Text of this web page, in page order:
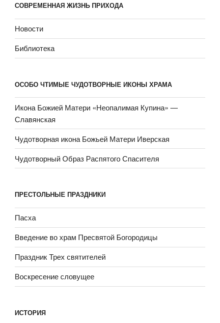
СОВРЕМЕННАЯ ЖИЗНЬ ПРИХОДА
Новости
Библиотека
ОСОБО ЧТИМЫЕ ЧУДОТВОРНЫЕ ИКОНЫ ХРАМА
Икона Божией Матери «Неопали­мая Купина» —
Славянская
Чудотворная икона Божьей Матери Иверская
Чудотворный Образ Распятого Спасителя
ПРЕСТОЛЬНЫЕ ПРАЗДНИКИ
Пасха
Введение во храм Пресвятой Богородицы
Праздник Трех святителей
Воскресение словущее
ИСТОРИЯ